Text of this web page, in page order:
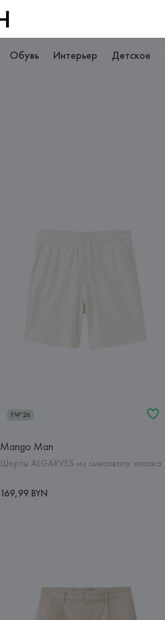
Обувь Интерьер Детское
FW'26
Mango Man
Шорты ALGARVES из смесового хлопка
169,99 BYN